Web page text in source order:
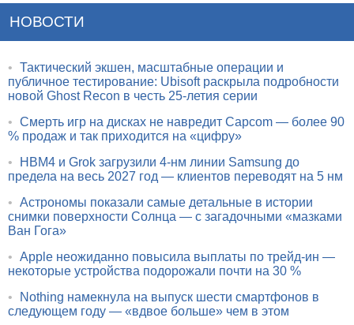
НОВОСТИ
• Тактический экшен, масштабные операции и
публичное тестирование: Ubisoft раскрыла подробности
новой Ghost Recon в честь 25-летия серии
• Смерть игр на дисках не навредит Capcom — более 90
% продаж и так приходится на «цифру»
•
HBM4 и Grok загрузили 4-нм линии Samsung до
предела на весь 2027 год — клиентов переводят на 5 нм
• Астрономы показали самые детальные в истории
снимки поверхности Солнца — с загадочными «мазками
Ван Гога»
• Apple неожиданно повысила выплаты по трейд-ин —
некоторые устройства подорожали почти на 30 %
•
Nothing намекнула на выпуск шести смартфонов в
следующем году — «вдвое больше» чем в этом